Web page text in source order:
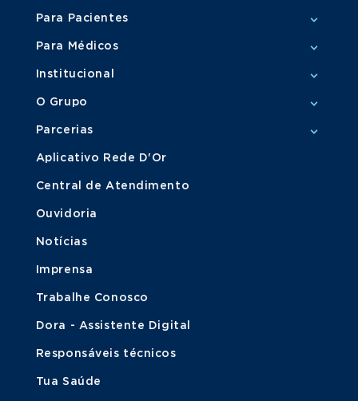
Para Pacientes
Para Médicos
Institucional
O Grupo
Parcerias
Aplicativo Rede D'Or
Central de Atendimento
Ouvidoria
Notícias
Imprensa
Trabalhe Conosco
Dora - Assistente Digital
Responsáveis técnicos
Tua Saúde